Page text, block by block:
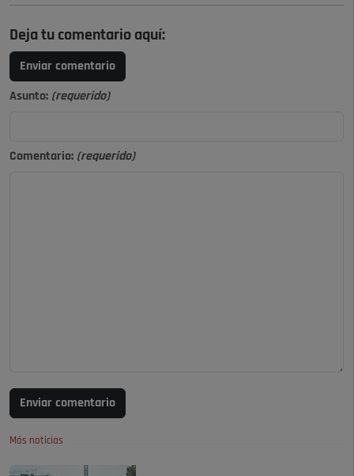
Deja tu comentario aquí:
Enviar comentario
Asunto: (requerido)
Comentario: (requerido)
Enviar comentario
Más noticias